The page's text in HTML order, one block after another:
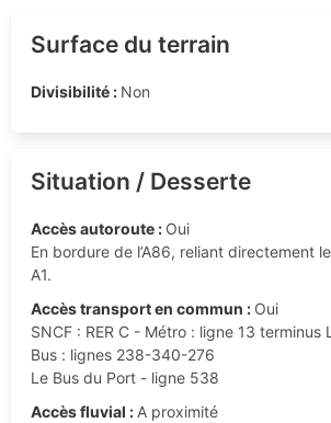
Surface du terrain
Divisibilité : Non
Situation / Desserte
Accès autoroute : Oui
En bordure de l’A86, reliant directement
A1.
Accès transport en commun : Oui
SNCF : RER C - Métro : ligne 13 terminus
Bus : lignes 238-340-276
Le Bus du Port - ligne 538
Accès fluvial : A proximité